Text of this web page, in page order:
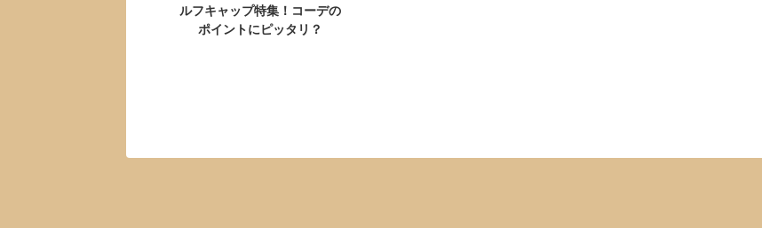
ルフキャップ特集！コーデの
ポイントにピッタリ？